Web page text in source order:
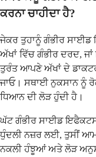
ਕਰਨਾ ਚਾਹੀਦਾ ਹੈ?
ਜੇਕਰ ਤੁਹਾਨੂੰ ਗੰਭੀਰ ਸਾਈਡ
ਅੱਖਾਂ ਵਿੱਚ ਗੰਭੀਰ ਦਰਦ,
ਤੁਰੰਤ ਆਪਣੇ ਅੱਖਾਂ ਦੇ
ਜਾਓ। ਸਥਾਈ ਨੁਕਸਾਨ ਨੂੰ
ਧਿਆਨ ਦੀ ਲੋੜ ਹੁੰਦੀ ਹੈ।
ਘੱਟ ਗੰਭੀਰ ਸਾਈਡ ਇਫੈਕਟਸ
ਧੁੰਦਲੀ ਨਜ਼ਰ ਲਈ, ਤੁਸੀਂ
ਨਕਲੀ ਹੰਝੂਆਂ ਅਤੇ ਲੋੜ